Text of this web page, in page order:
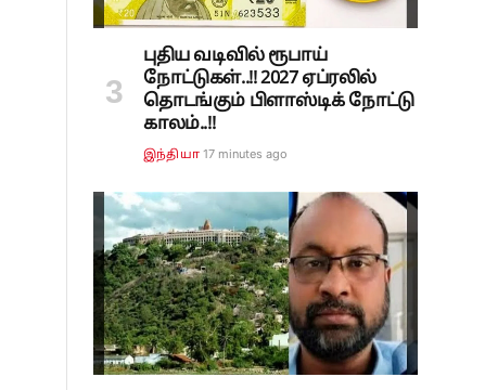
புதிய வடிவில் ரூபாய்
நோட்டுகள்..!! 2027 ஏப்ரலில்
தொடங்கும் பிளாஸ்டிக் நோட்டு
காலம்..!!
இந்தியா 17 minutes ago